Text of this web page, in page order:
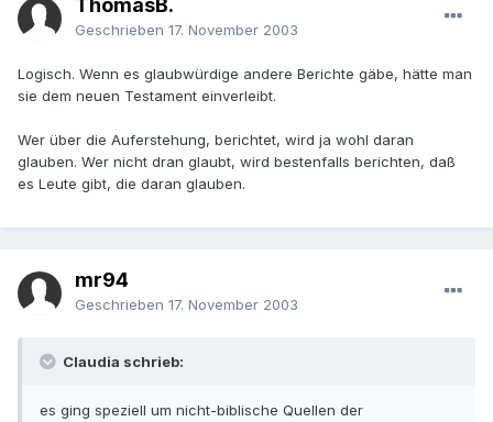
ThomasB.
Geschrieben 17. November 2003
Logisch. Wenn es glaubwürdige andere Berichte gäbe, hätte man
sie dem neuen Testament einverleibt.
Wer über die Auferstehung, berichtet, wird ja wohl daran
glauben. Wer nicht dran glaubt, wird bestenfalls berichten, daß
es Leute gibt, die daran glauben.
mr94
Geschrieben 17. November 2003
Claudia schrieb:
es ging speziell um nicht-biblische Quellen der